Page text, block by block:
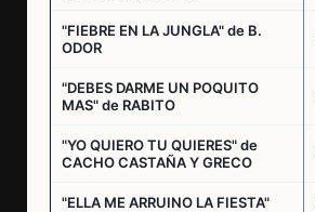
"FIEBRE EN LA JUNGLA" de B.
ODOR
"DEBES DARME UN POQUITO
MAS" de RABITO
"YO QUIERO TU QUIERES" de
CACHO CASTAÑA Y GRECO
"ELLA ME ARRUINO LA FIESTA"